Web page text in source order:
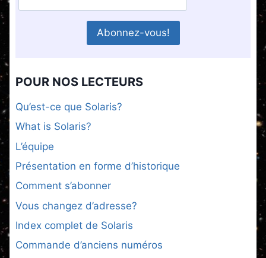
POUR NOS LECTEURS
Qu’est-ce que Solaris?
What is Solaris?
L’équipe
Présentation en forme d’historique
Comment s’abonner
Vous changez d’adresse?
Index complet de Solaris
Commande d’anciens numéros